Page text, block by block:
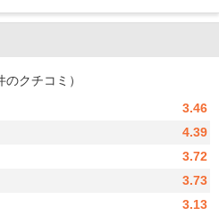
のクチコミ）
3.46
4.39
3.72
3.73
3.13